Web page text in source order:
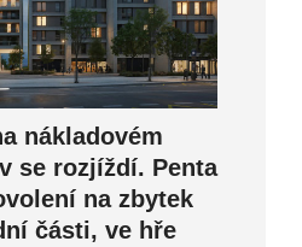
nákladovém
se rozjíždí. Penta
na zbytek
části, ve hře